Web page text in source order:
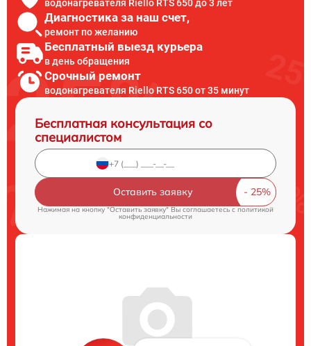
водонагревателя Riello RTS 650 до 3 лет
Диагностика за наш счет,
ремонт по желанию
Бесплатный выезд курьера
в день обращения
Срочный ремонт
водонагревателя Riello RTS 650 от 35 минут
Бесплатная консультация со
специалистом
Оставить заявку
Нажимая на кнопку "Оставить заявку" Вы соглашаетесь c политикой
конфиденциальности